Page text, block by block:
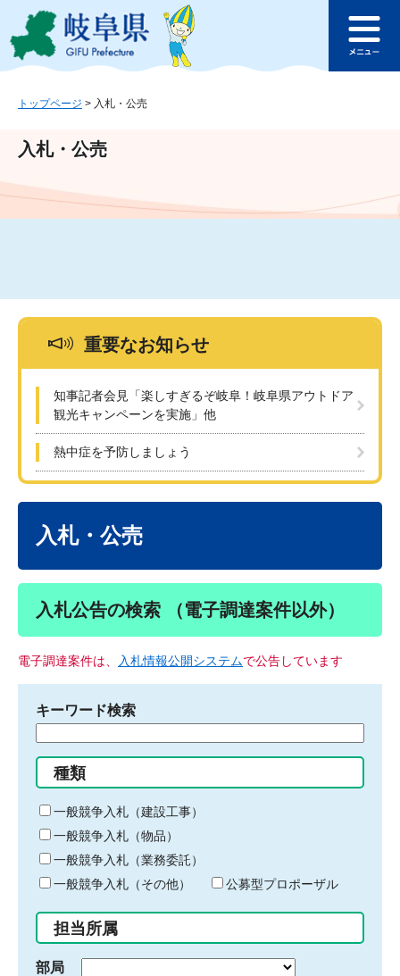
ジ
ュ
文
このページの本文へ
ュ
トップページ > 入札・公売
入札・公売
重要なお知らせ
知事記者会見「楽しすぎるぞ岐阜！岐阜県アウトドア
観光キャンペーンを実施」他
熱中症を予防しましょう
入札・公売
入札公告の検索 （電子調達案件以外）
電子調達案件は、 入札情報公開システムで公告しています
キーワード検索
る
キ
ー
ワ
ー
ド
入
力
種類
一般競争入札（建設工事）
一般競争入札（物品）
一般競争入札（業務委託）
一般競争入札（その他）
公募型プロポーザル
担当所属
部局